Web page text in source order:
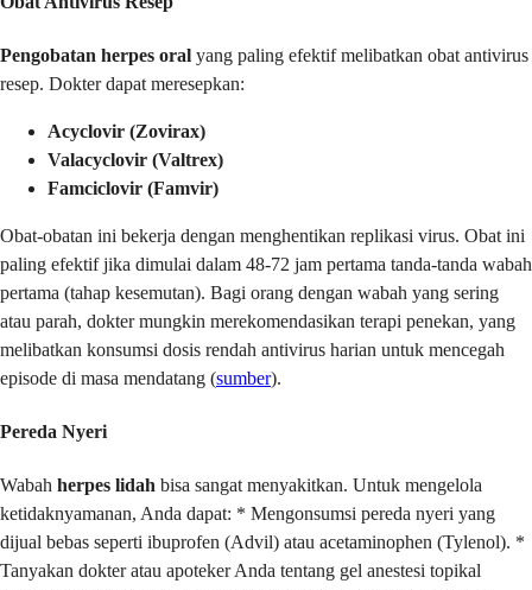
Pengobatan herpes oral yang paling efektif melibatkan obat antivirus
resep. Dokter dapat meresepkan:
Acyclovir (Zovirax)
Valacyclovir (Valtrex)
Famciclovir (Famvir)
Obat-obatan ini bekerja dengan menghentikan replikasi virus. Obat ini
paling efektif jika dimulai dalam 48-72 jam pertama tanda-tanda wabah
pertama (tahap kesemutan). Bagi orang dengan wabah yang sering
atau parah, dokter mungkin merekomendasikan terapi penekan, yang
melibatkan konsumsi dosis rendah antivirus harian untuk mencegah
episode di masa mendatang (sumber).
Pereda Nyeri
Wabah herpes lidah bisa sangat menyakitkan. Untuk mengelola
ketidaknyamanan, Anda dapat: * Mengonsumsi pereda nyeri yang
dijual bebas seperti ibuprofen (Advil) atau acetaminophen (Tylenol). *
Tanyakan dokter atau apoteker Anda tentang gel anestesi topikal